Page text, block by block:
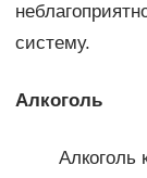
систему.
Алкоголь
Алкоголь